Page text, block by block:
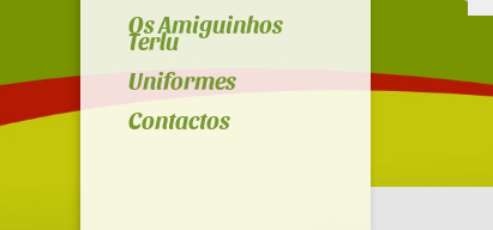
Os Amiguinhos
Terlu
Uniformes
Contactos